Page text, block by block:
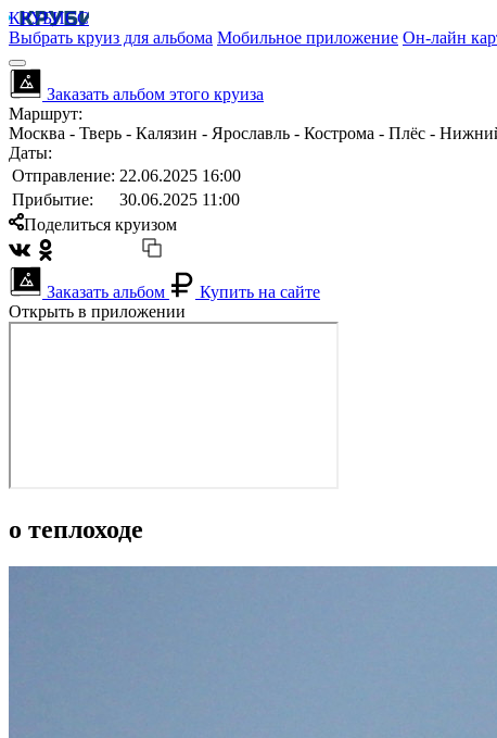
КРУБИСС
Выбрать круиз для альбома Мобильное приложение Он-лайн
Заказать альбом этого круиза
Маршрут:
Москва - Тверь - Калязин - Ярославль - Кострома - Плёс -
Даты:
Отправление: 22.06.2025 16:00
Прибытие:
30.06.2025 11:00
Поделиться круизом
Заказать альбом
Купить на сайте
Открыть в приложении
о теплоходе